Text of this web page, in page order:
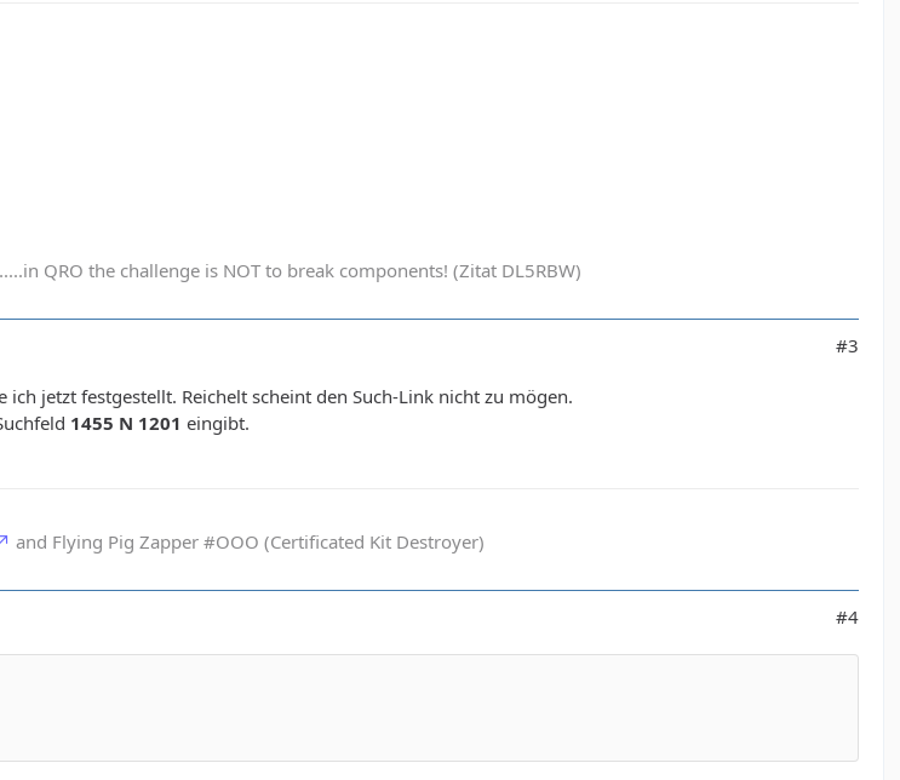
QRO the challenge is NOT to break components! (Zitat DL5RBW)
#3
jetzt festgestellt. Reichelt scheint den Such-Link nicht zu mögen.
1455 N 1201eingibt.
and Flying Pig Zapper #OOO (Certificated Kit Destroyer)
#4